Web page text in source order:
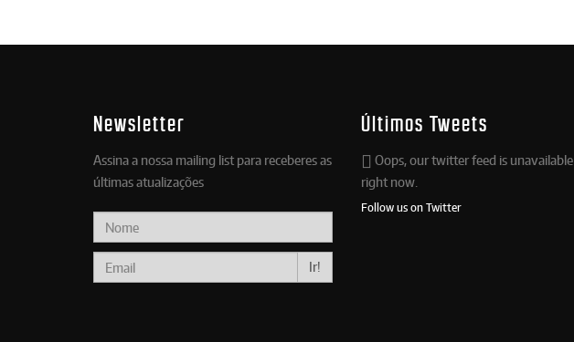
Newsletter
Assina a nossa mailing list para receberes as
últimas atualizações
Ir!
Últimos Tweets
Oops, our twitter feed is unavailable
right now.
Follow us on Twitter